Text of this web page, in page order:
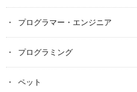
プログラマー・エンジニア
プログラミング
ペット